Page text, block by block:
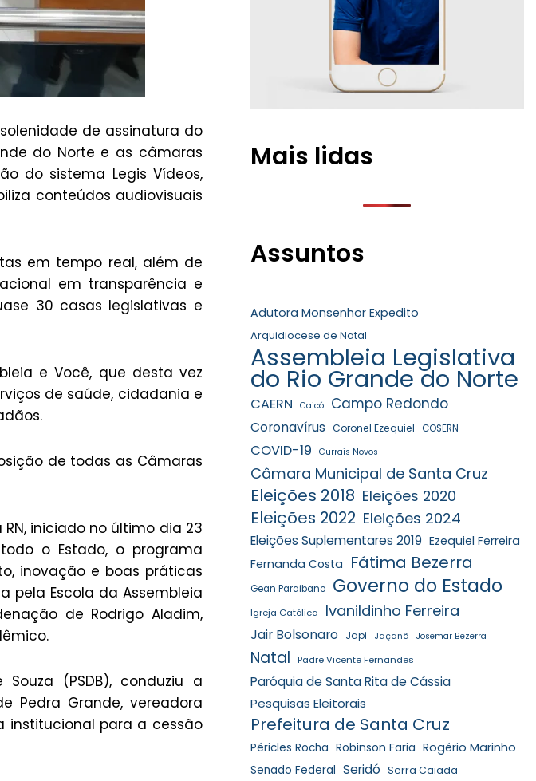
de assinatura do
do Norte e as câmaras
do sistema Legis Vídeos,
conteúdos audiovisuais
em tempo real, além de
em transparência e
30 casas legislativas e
e Você, que desta vez
de saúde, cidadania e
de todas as Câmaras
iniciado no último dia 23
o Estado, o programa
inovação e boas práticas
pela Escola da Assembleia
de Rodrigo Aladim,
(PSDB), conduziu a
Pedra Grande, vereadora
institucional para a cessão
Mais lidas
Assuntos
Adutora Monsenhor Expedito
Arquidiocese de Natal
Assembleia Legislativa
do Rio Grande do Norte
CAERN Caicó Campo Redondo
Coronavírus Coronel Ezequiel COSERN
COVID-19 Currais Novos
Câmara Municipal de Santa Cruz
Eleições 2018 Eleições 2020
Eleições 2022 Eleições 2024
Eleições Suplementares 2019 Ezequiel Ferreira
Fernanda Costa Fátima Bezerra
Gean Paraibano Governo do Estado
Igreja Católica Ivanildinho Ferreira
Jair Bolsonaro Japi Jaçanã Josemar Bezerra
Natal Padre Vicente Fernandes
Paróquia de Santa Rita de Cássia
Pesquisas Eleitorais
Prefeitura de Santa Cruz
Péricles Rocha Robinson Faria Rogério Marinho
Senado Federal Seridó Serra Caiada